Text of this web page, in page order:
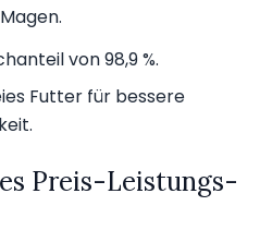
von 98,9 %.
Futter für bessere
Preis-Leistungs-